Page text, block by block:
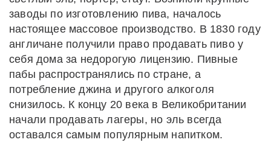
заводы по изготовлению пива, началось
настоящее массовое производство. В 1830 году
англичане получили право продавать пиво у
себя дома за недорогую лицензию. Пивные
пабы распространялись по стране, а
потребление джина и другого алкоголя
снизилось. К концу 20 века в Великобритании
начали продавать лагеры, но эль всегда
оставался самым популярным напитком.